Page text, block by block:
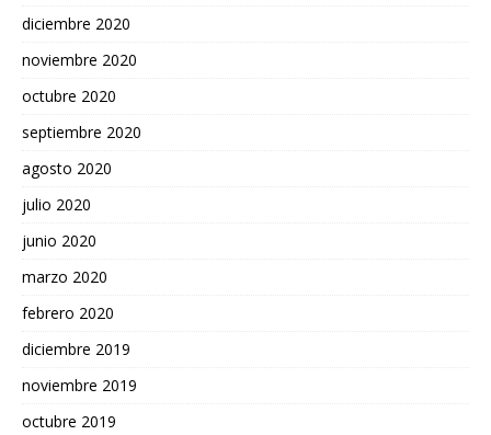
diciembre 2020
noviembre 2020
octubre 2020
septiembre 2020
agosto 2020
julio 2020
junio 2020
marzo 2020
febrero 2020
diciembre 2019
noviembre 2019
octubre 2019